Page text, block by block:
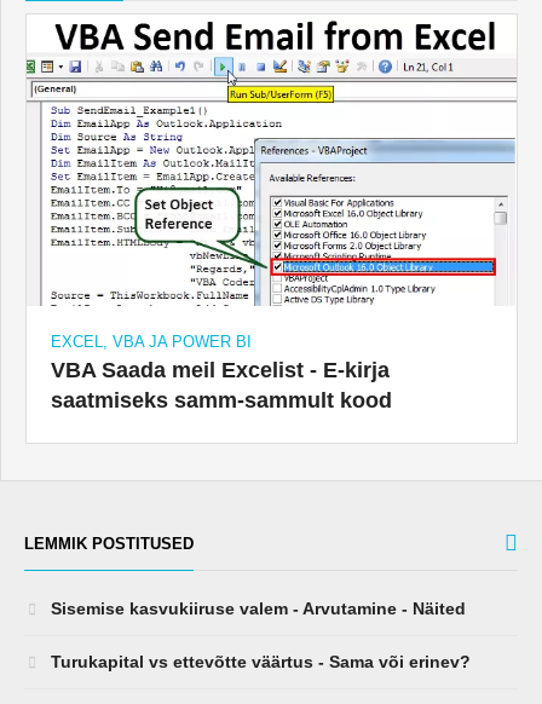
EXCEL, VBA JA POWER BI
VBA Saada meil Excelist - E-kirja
saatmiseks samm-sammult kood
LEMMIK POSTITUSED
Sisemise kasvukiiruse valem - Arvutamine - Näited
Turukapital vs ettevõtte väärtus - Sama või erinev?